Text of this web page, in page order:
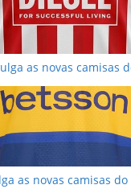
as novas camisas
as novas camisas do